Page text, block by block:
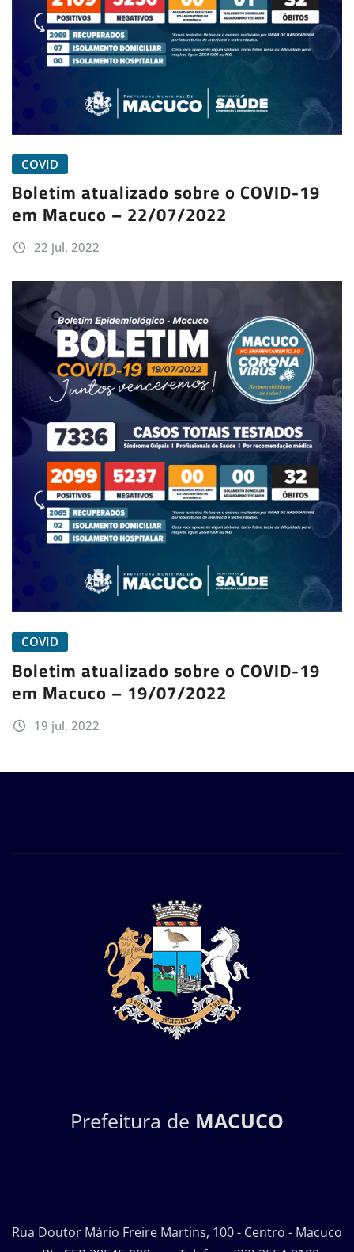
COVID
Boletim atualizado sobre o COVID-19
em Macuco – 22/07/2022
22 jul, 2022
COVID
Boletim atualizado sobre o COVID-19
em Macuco – 19/07/2022
19 jul, 2022
Prefeitura de MACUCO
Rua Doutor Mário Freire Martins, 100 - Centro - Macuco